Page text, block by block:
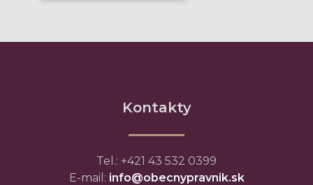
Kontakty
Tel.: +421 43 532 0399
E-mail: info@obecnypravnik.sk